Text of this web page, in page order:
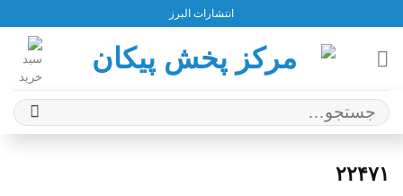
content
انتشارات البرز
جستجو
برای:
۲۲۴۷۱